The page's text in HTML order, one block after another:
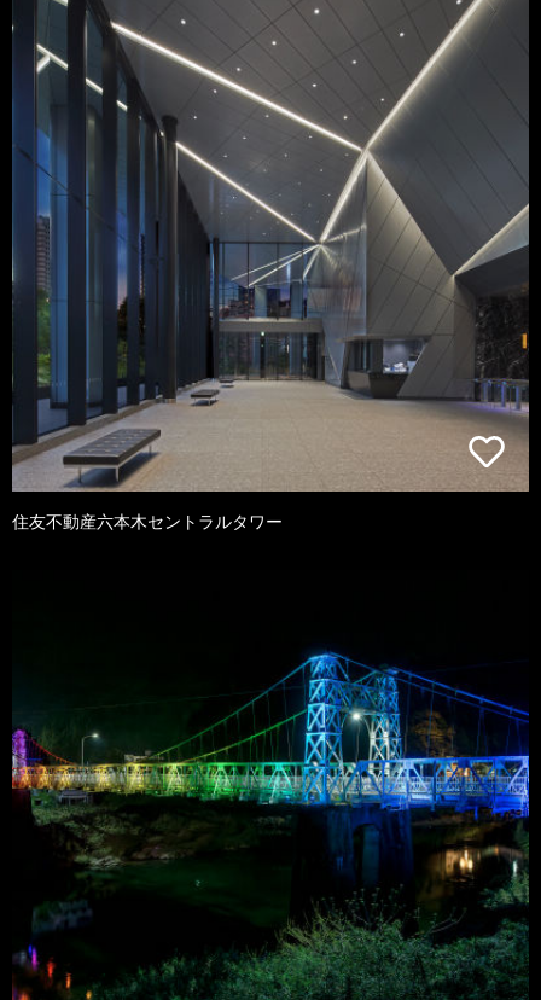
住友不動産六本木セントラルタワー